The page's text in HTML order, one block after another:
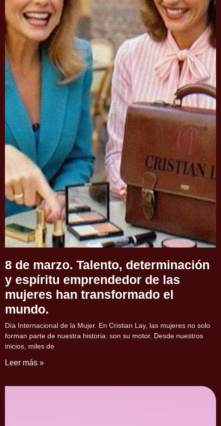
8 de marzo. Talento, determinación
y espíritu emprendedor de las
mujeres han transformado el
mundo.
Día Internacional de la Mujer. En Cristian Lay, las mujeres no solo
forman parte de nuestra historia: son su motor. Desde nuestros
inicios, miles de
Leer más »